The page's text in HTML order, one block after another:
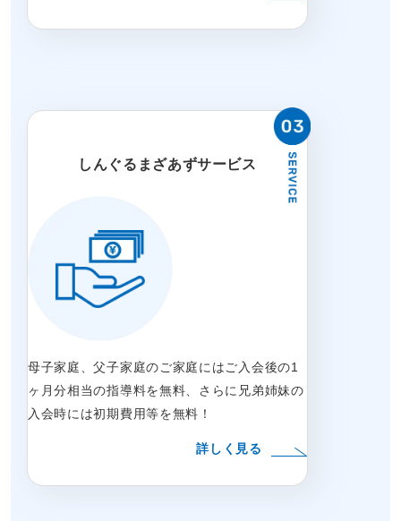
しんぐるまざあずサービス
母子家庭、父子家庭のご家庭にはご入会後の1
ヶ月分相当の指導料を無料、さらに兄弟姉妹の
入会時には初期費用等を無料！
詳しく見る